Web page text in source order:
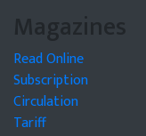
Magazines
Read Online
Subscription
Circulation
Tariff